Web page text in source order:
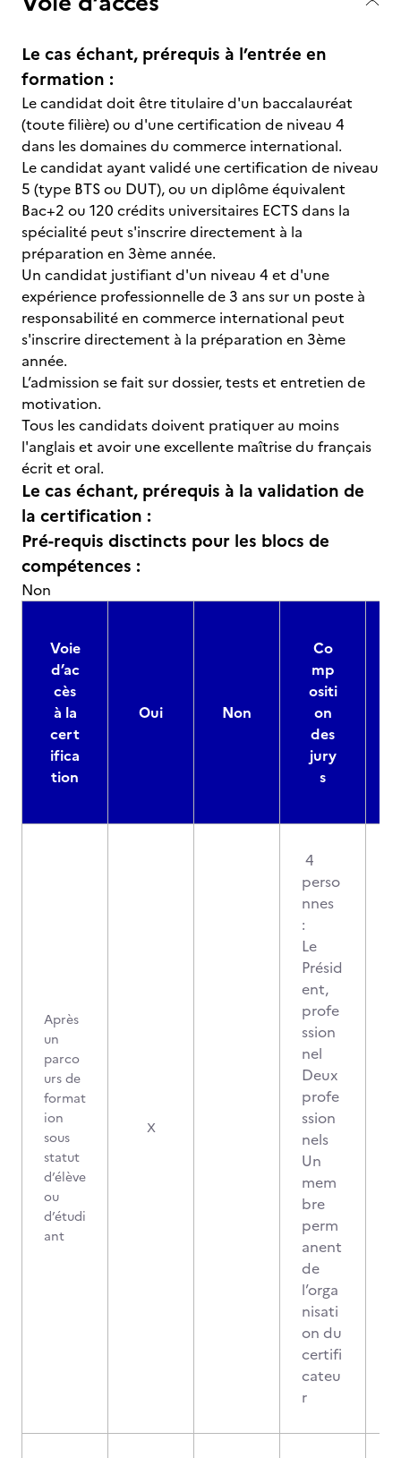
Le cas échant, prérequis à l’entrée en
formation :
Le candidat doit être titulaire d'un baccalauréat
(toute filière) ou d'une certification de niveau 4
dans les domaines du commerce international.
Le candidat ayant validé une certification de niveau
5 (type BTS ou DUT), ou un diplôme équivalent
Bac+2 ou 120 crédits universitaires ECTS dans la
spécialité peut s'inscrire directement à la
préparation en 3ème année.
Un candidat justifiant d'un niveau 4 et d'une
expérience professionnelle de 3 ans sur un poste à
responsabilité en commerce international peut
s'inscrire directement à la préparation en 3ème
année.
L’admission se fait sur dossier, tests et entretien de
motivation.
Tous les candidats doivent pratiquer au moins
l'anglais et avoir une excellente maîtrise du français
écrit et oral.
Le cas échant, prérequis à la validation de
la certification :
Pré-requis disctincts pour les blocs de
compétences :
Non
Voie
d’ac
cès
à la
cert
ifica
tion
Oui Non
Co
mp
ositi
on
des
jury
s
Après
un
parco
urs de
format
ion
sous
statut
d’élève
ou
d’étudi
ant
X
4
perso
nnes
:
Le
Présid
ent,
profe
ssion
nel
Deux
profe
ssion
nels
Un
mem
bre
perm
anent
de
l’orga
nisati
on du
certifi
cateu
r